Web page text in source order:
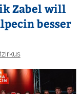
Zabel will
besser